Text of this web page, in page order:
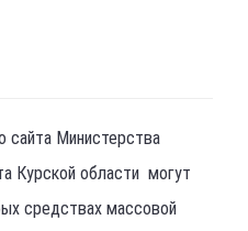
сайта Министерства
Курской области могут
средствах массовой